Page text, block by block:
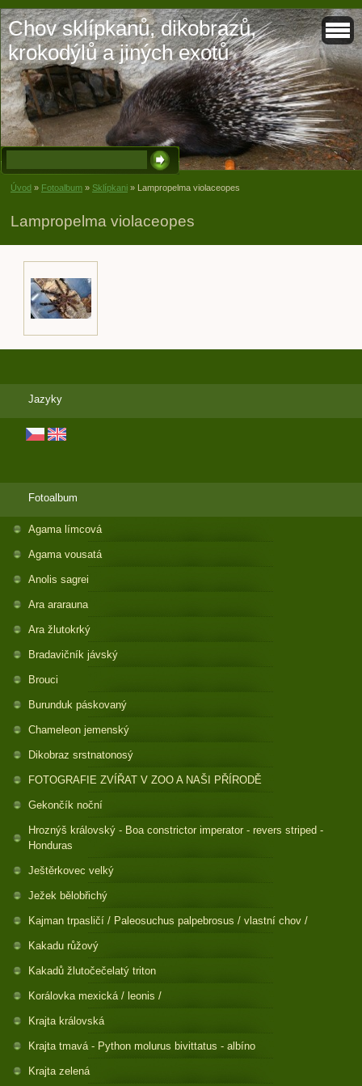
Chov sklípkanů, dikobrazů,
krokodýlů a jiných exotů
Úvod » Fotoalbum » Sklípkani » Lampropelma violaceopes
Lampropelma violaceopes
Jazyky
Fotoalbum
Agama límcová
Agama vousatá
Anolis sagrei
Ara ararauna
Ara žlutokrký
Bradavičník jávský
Brouci
Burunduk páskovaný
Chameleon jemenský
Dikobraz srstnatonosý
FOTOGRAFIE ZVÍŘAT V ZOO A NAŠI PŘÍRODĚ
Gekončík noční
Hroznýš královský - Boa constrictor imperator - revers striped -
Honduras
Ještěrkovec velký
Ježek bělobřichý
Kajman trpasličí / Paleosuchus palpebrosus / vlastní chov /
Kakadu růžový
Kakadů žlutočečelatý triton
Korálovka mexická / leonis /
Krajta královská
Krajta tmavá - Python molurus bivittatus - albíno
Krajta zelená